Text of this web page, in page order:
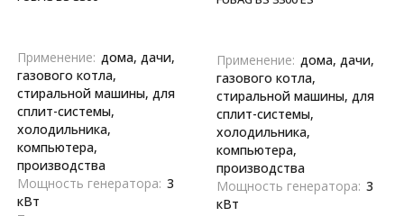
Применение: дома, дачи,
газового котла,
стиральной машины, для
сплит-системы,
холодильника,
компьютера,
производства
Мощность генератора: 3
кВт
Применение: дома, дачи,
газового котла,
стиральной машины, для
сплит-системы,
холодильника,
компьютера,
производства
Мощность генератора: 3
кВт